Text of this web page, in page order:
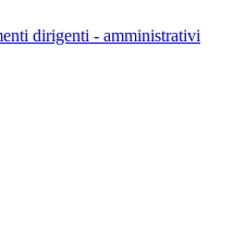
dirigenti - amministrativi